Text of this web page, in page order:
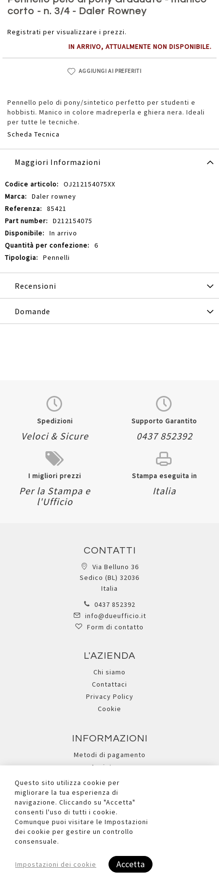
corto - n. 3/4 - Daler Rowney
Registrati per visualizzare i prezzi.
IN ARRIVO, ATTUALMENTE NON DISPONIBILE.
AGGIUNGI AI PREFERITI
Pennello pelo di pony/sintetico perfetto per studenti e
hobbisti. Manico in colore madreperla e ghiera nera. Ideali
per tutte le tecniche.
Scheda Tecnica
della
galleria
immagini
Maggiori Informazioni
Maggiori
Informazioni
OJ212154075XX
Daler rowney
85421
D212154075
In arrivo
6
Pennelli
Recensioni
Domande
Spedizioni
Veloci & Sicure
Supporto Garantito
0437 852392
I migliori prezzi
Per la Stampa e
l'Ufficio
Stampa eseguita in
Italia
CONTATTI
Via Belluno 36
Sedico (BL) 32036
Italia
0437 852392
info@dueufficio.it
Form di contatto
L'AZIENDA
Chi siamo
Contattaci
Privacy Policy
Cookie
INFORMAZIONI
Metodi di pagamento
Assistenza
Ricerca avanzata
I NOSTRI SOCIAL
Questo sito utilizza cookie per
migliorare la tua esperienza di
navigazione. Cliccando su "Accetta"
consenti l'uso di tutti i cookie.
Comunque puoi visitare le Impostazioni
dei cookie per gestire un controllo
consensuale.
Impostazioni dei cookie Accetta
Copyright © 2026 Due Ufficio S.r.l. - P.iva e C.F. Reg.Imp. BL n°